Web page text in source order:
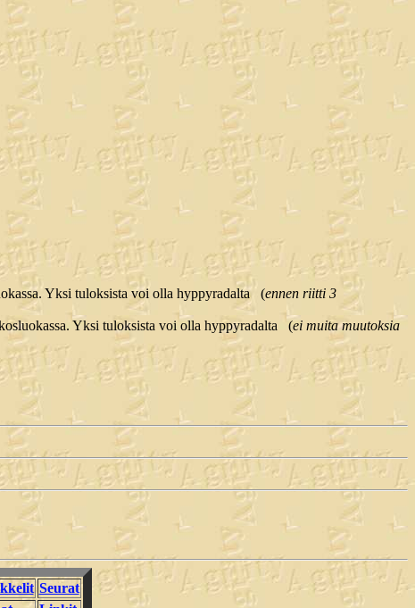
Yksi tuloksista voi olla hyppyradalta (ennen riitti 3
Yksi tuloksista voi olla hyppyradalta (ei muita muutoksia
Seurat